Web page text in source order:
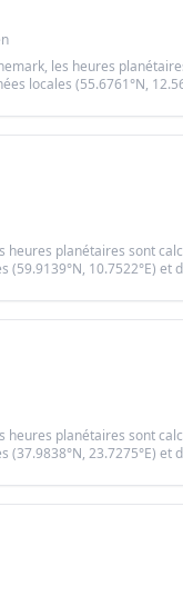
les heures
locales (55.6761°N,
coucher du soleil.
heures planétaires sont
(59.9139°N, 10.7522°E) et
heures planétaires sont
(37.9838°N, 23.7275°E) et